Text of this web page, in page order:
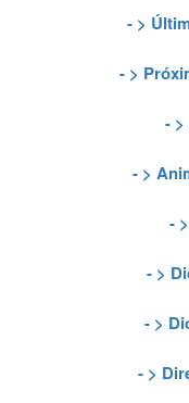
- >
- >
- >
- >
- >
- >
- >
- >